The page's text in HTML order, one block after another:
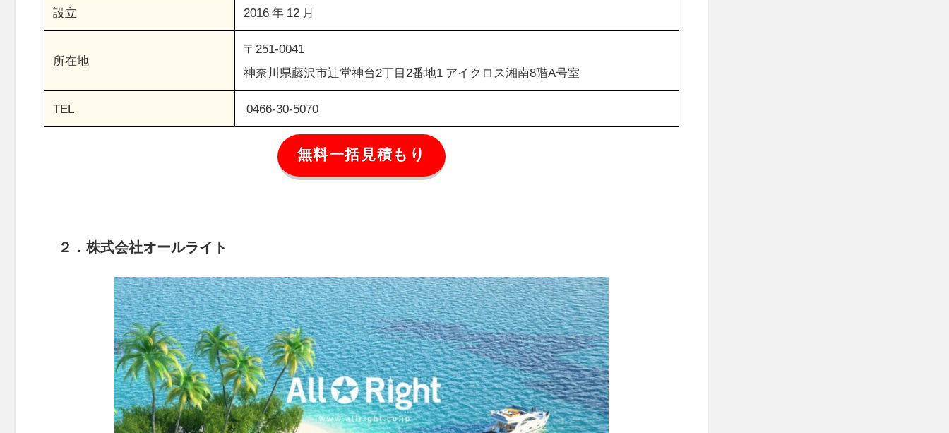
設立 2016 年 12 月
所在地
〒251-0041
神奈川県藤沢市辻堂神台2丁目2番地1 アイクロス湘南8階A号室
TEL 0466-30-5070
無料一括見積もり
２．株式会社オールライト